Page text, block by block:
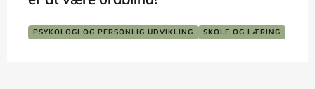
PSYKOLOGI OG PERSONLIG UDVIKLING SKOLE OG LÆRING